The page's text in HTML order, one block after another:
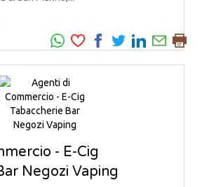
- E-Cig
Negozi Vaping